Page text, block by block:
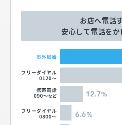
お店へ電話
安心して電話を